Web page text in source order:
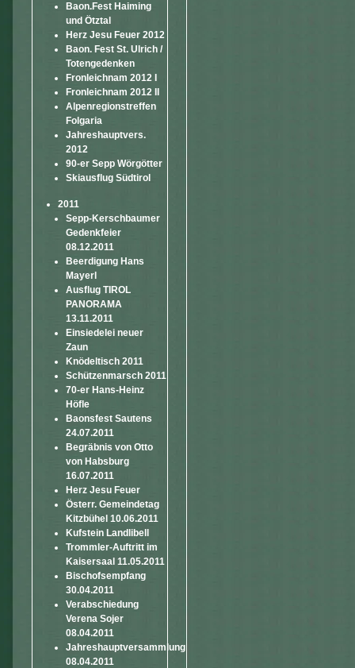
Baon.Fest Haiming
und Ötztal
Herz Jesu Feuer 2012
Baon. Fest St. Ulrich /
Totengedenken
Fronleichnam 2012 I
Fronleichnam 2012 II
Alpenregionstreffen
Folgaria
Jahreshauptvers.
2012
90-er Sepp Wörgötter
Skiausflug Südtirol
2011
Sepp-Kerschbaumer
Gedenkfeier
08.12.2011
Beerdigung Hans
Mayerl
Ausflug TIROL
PANORAMA
13.11.2011
Einsiedelei neuer
Zaun
Knödeltisch 2011
Schützenmarsch 2011
70-er Hans-Heinz
Höfle
Baonsfest Sautens
24.07.2011
Begräbnis von Otto
von Habsburg
16.07.2011
Herz Jesu Feuer
Österr. Gemeindetag
Kitzbühel 10.06.2011
Kufstein Landlibell
Trommler-Auftritt im
Kaisersaal 11.05.2011
Bischofsempfang
30.04.2011
Verabschiedung
Verena Sojer
08.04.2011
Jahreshauptversammlung
08.04.2011